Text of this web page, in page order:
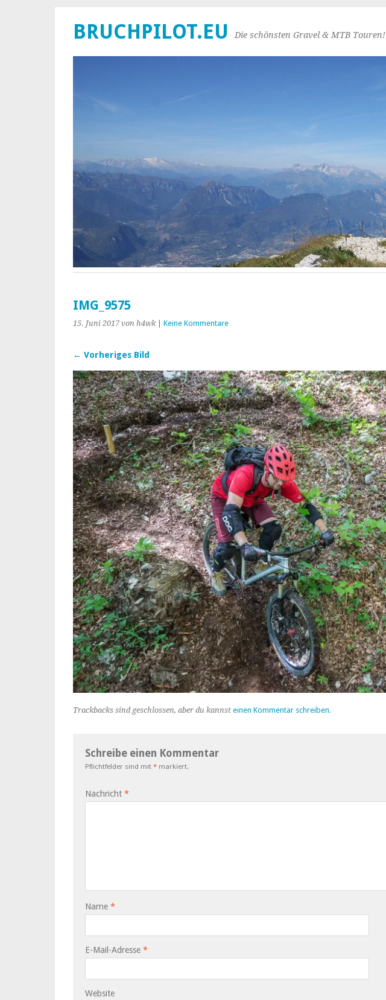
BRUCHPILOT.EU Die schönsten Gravel & MTB Touren!
IMG_9575
15. Juni 2017 von h4wk| Keine Kommentare
← Vorheriges Bild
Trackbacks sind geschlossen, aber du kannst einen Kommentar schreiben.
Schreibe einen Kommentar
Pflichtfelder sind mit * markiert.
Nachricht *
Name *
E-Mail-Adresse *
Website